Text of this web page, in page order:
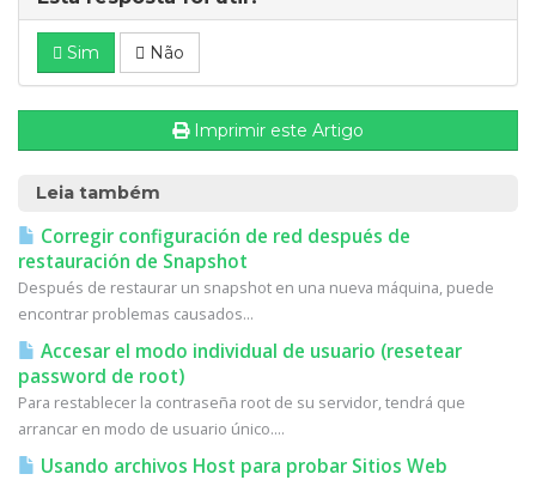
Sim Não
Imprimir este Artigo
Leia também
Corregir configuración de red después de
restauración de Snapshot
Después de restaurar un snapshot en una nueva máquina, puede
encontrar problemas causados...
Accesar el modo individual de usuario (resetear
password de root)
Para restablecer la contraseña root de su servidor, tendrá que
arrancar en modo de usuario único....
Usando archivos Host para probar Sitios Web